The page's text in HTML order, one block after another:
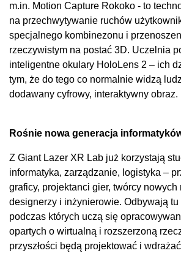
m.in. Motion Capture Rokoko - to
na przechwytywanie ruchów
specjalnego kombinezonu i
rzeczywistym na postać 3D. Uczelnia
inteligentne okulary HoloLens 2 – ich
tym, że do tego co normalnie widzą
dodawany cyfrowy, interaktywny obraz.
Rośnie nowa generacja
Z Giant Lazer XR Lab już korzystają
informatyka, zarządzanie, logistyka –
graficy, projektanci gier, twórcy nowych
designerzy i inżynierowie. Odbywają
podczas których uczą się
opartych o wirtualną i rozszerzoną
przyszłości będą projektować i